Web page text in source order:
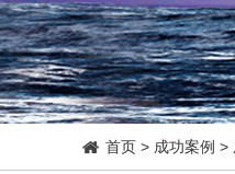
首页 > 成功案例 >